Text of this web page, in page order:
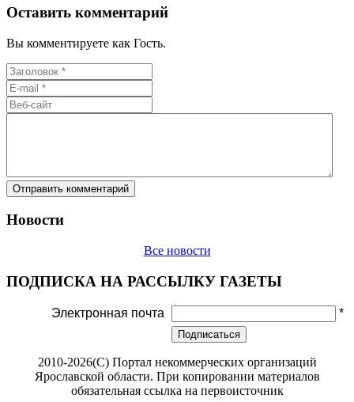
Оставить комментарий
Вы комментируете как Гость.
Новости
Все новости
ПОДПИСКА НА РАССЫЛКУ ГАЗЕТЫ
Электронная почта *
Подписаться
2010-2026(С) Портал некоммерческих организаций
Ярославской области. При копировании материалов
обязательная ссылка на первоисточник